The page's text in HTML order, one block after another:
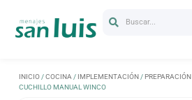
Buscar...
INICIO /COCINA / IMPLEMENTACIÓN /PREPARACIÓN
CUCHILLO MANUAL WINCO